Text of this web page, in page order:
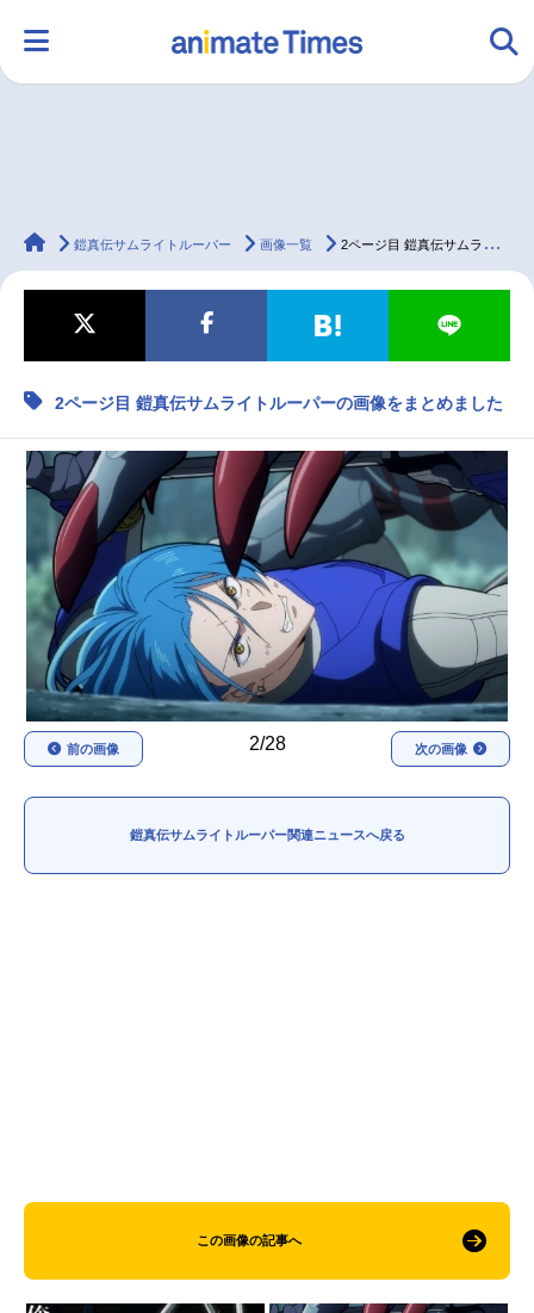
ラジオ みんなの声 グッズ 映画
マンガ・ラノベ ゲーム・アプリ 音楽 コスプレ
最新記事一覧
アニメ記事一覧 声優記事一覧
アニメ映画一覧 実写化映画一覧
今期アニメ曜日別一覧
春アニメ 夏アニメ
秋アニメ
FOLLOW US
animateTimes
鎧真伝サムライトルーパー 画像一覧 2ページ目 鎧真伝サムライトルーパーの画像をまとめました
2ページ目 鎧真伝サムライトルーパーの画像をまとめました
2/28
前の画像 次の画像
鎧真伝サムライトルーパー関連ニュースへ戻る
この画像の記事へ